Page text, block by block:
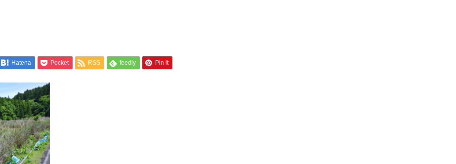
Hatena Pocket RSS feedly Pin it